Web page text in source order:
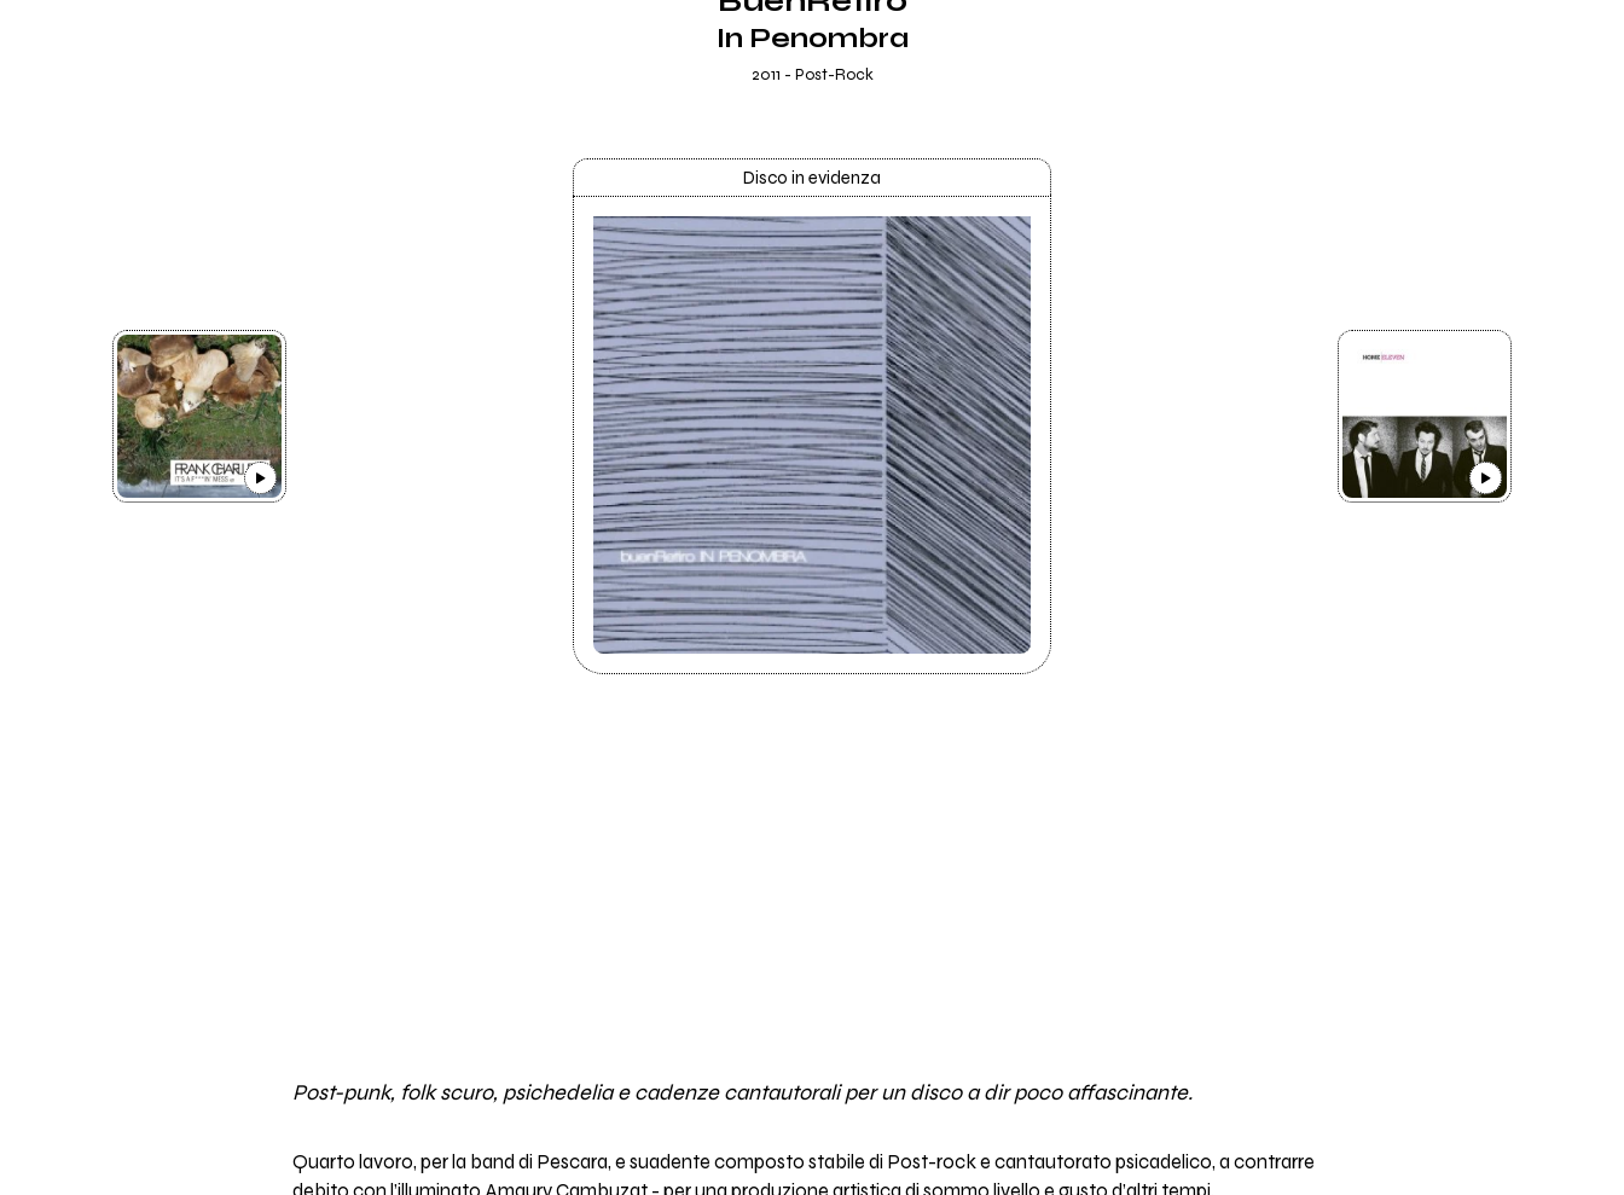
In Penombra
2011 - Post-Rock
Disco in evidenza
Post-punk, folk scuro, psichedelia e cadenze cantautorali per un disco a dir poco affascinante.
Quarto lavoro, per la band di Pescara, e suadente composto stabile di Post-rock e cantautorato psicadelico, a contrarre